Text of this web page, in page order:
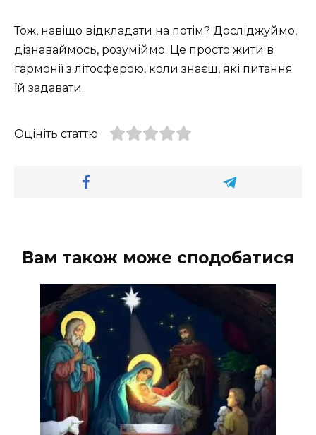
Тож, навіщо відкладати на потім? Досліджуймо,
дізнаваймось, розуміймо. Це просто жити в
гармонії з літосферою, коли знаєш, які питання
їй задавати.
Оцініть статтю
Вам також може сподобатися